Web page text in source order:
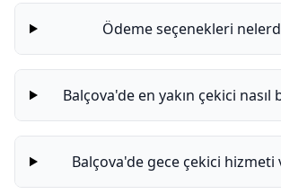
Ödeme seçenekleri
Balçova'de en yakın çekici nasıl
Balçova'de gece çekici hizmeti